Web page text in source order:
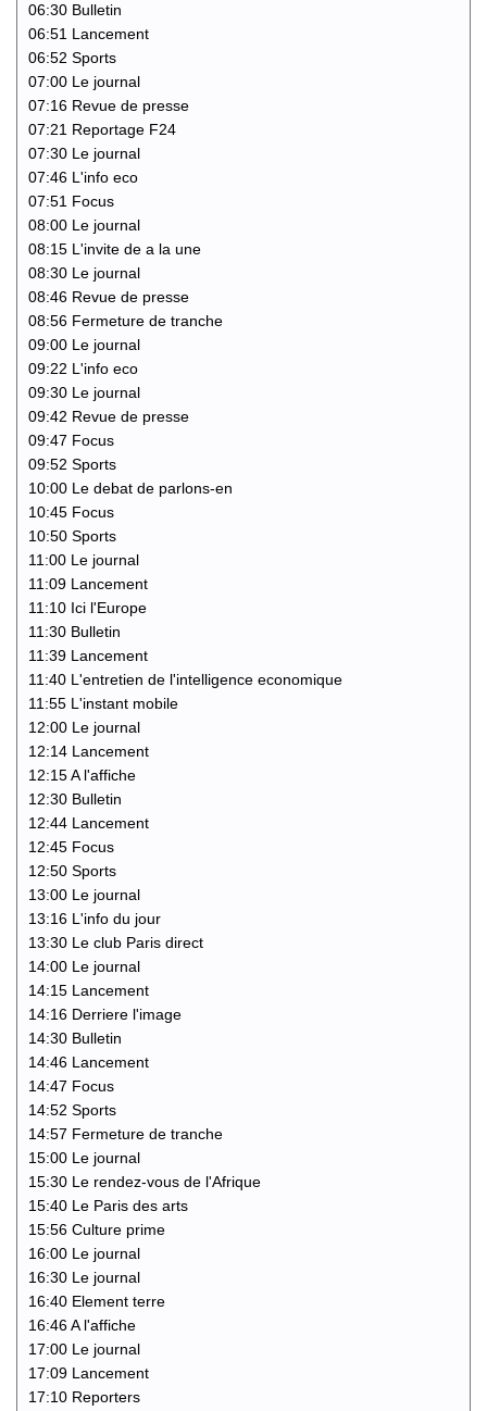
06:30 Bulletin
06:51 Lancement
06:52 Sports
07:00 Le journal
07:16 Revue de presse
07:21 Reportage F24
07:30 Le journal
07:46 L'info eco
07:51 Focus
08:00 Le journal
08:15 L'invite de a la une
08:30 Le journal
08:46 Revue de presse
08:56 Fermeture de tranche
09:00 Le journal
09:22 L'info eco
09:30 Le journal
09:42 Revue de presse
09:47 Focus
09:52 Sports
10:00 Le debat de parlons-en
10:45 Focus
10:50 Sports
11:00 Le journal
11:09 Lancement
11:10 Ici l'Europe
11:30 Bulletin
11:39 Lancement
11:40 L'entretien de l'intelligence economique
11:55 L'instant mobile
12:00 Le journal
12:14 Lancement
12:15 A l'affiche
12:30 Bulletin
12:44 Lancement
12:45 Focus
12:50 Sports
13:00 Le journal
13:16 L'info du jour
13:30 Le club Paris direct
14:00 Le journal
14:15 Lancement
14:16 Derriere l'image
14:30 Bulletin
14:46 Lancement
14:47 Focus
14:52 Sports
14:57 Fermeture de tranche
15:00 Le journal
15:30 Le rendez-vous de l'Afrique
15:40 Le Paris des arts
15:56 Culture prime
16:00 Le journal
16:30 Le journal
16:40 Element terre
16:46 A l'affiche
17:00 Le journal
17:09 Lancement
17:10 Reporters